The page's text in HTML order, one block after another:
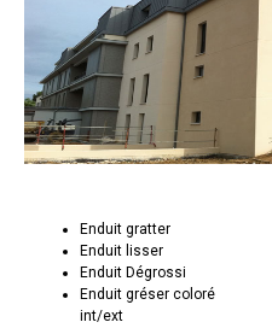
Enduit gratter
Enduit lisser
Enduit Dégrossi
Enduit gréser coloré
int/ext